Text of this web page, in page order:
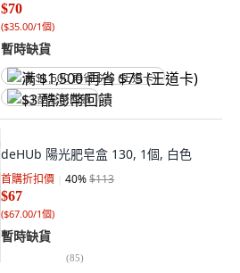
$70
($35.00/1個)
暫時缺貨
满 $1,500 再省 $75 (王道卡)
$3 酷澎幣回饋
deHUb 陽光肥皂盒 130, 1個, 白色
首購折扣價 40%$113
$67
($67.00/1個)
暫時缺貨
(85)